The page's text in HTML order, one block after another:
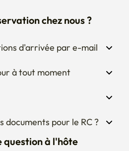
chez nous ?
d'arrivée par e-mail
à tout moment
documents pour le RC ?
question à l'hôte